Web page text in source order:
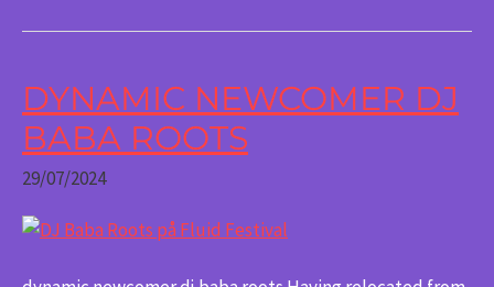
DYNAMIC NEWCOMER DJ
BABA ROOTS
29/07/2024
Dynamic
Newcomer
DJ
Baba
Roots